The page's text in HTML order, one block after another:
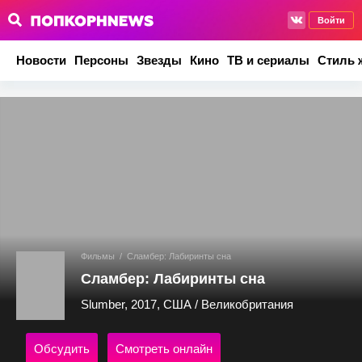
Войти
Новости Персоны Звезды Кино ТВ и сериалы Стиль
Фильмы / Сламбер: Лабиринты сна
Сламбер: Лабиринты сна
Slumber, 2017, США / Великобритания
Обсудить Смотреть онлайн